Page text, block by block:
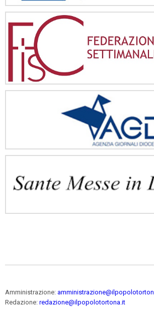
Amministrazione:
Redazione: redazione@ilpopolotortona.it